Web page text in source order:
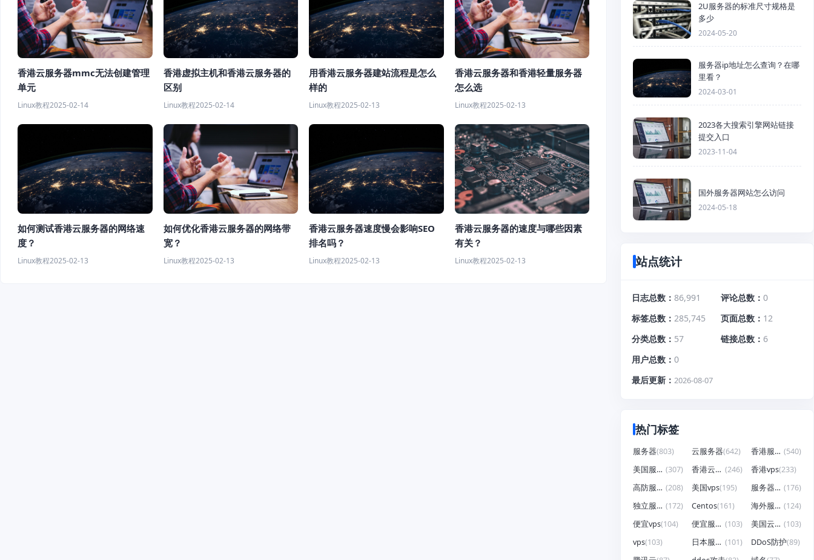
香港云服务器mmc无法创建管理
单元
Linux教程2025-02-14
香港虚拟主机和香港云服务器的
区别
Linux教程2025-02-14
用香港云服务器建站流程是怎么
样的
Linux教程2025-02-13
香港云服务器和香港轻量服务器
怎么选
Linux教程2025-02-13
如何测试香港云服务器的网络速
度？
Linux教程2025-02-13
如何优化香港云服务器的网络带
宽？
Linux教程2025-02-13
香港云服务器速度慢会影响SEO
排名吗？
Linux教程2025-02-13
香港云服务器的速度与哪些因素
有关？
Linux教程2025-02-13
2U服务器的标准尺寸规格是
多少
2024-05-20
服务器ip地址怎么查询？在哪
里看？
2024-03-01
2023各大搜索引擎网站链接
提交入口
2023-11-04
国外服务器网站怎么访问
2024-05-18
站点统计
日志总数 86,991 评论总数
0
标签总数
285,745 页面总数
12
分类总数
57 链接总数
6
用户总数
0
最后更新
2026-08-07
热门标签
服务器(803) 云服务器(642) 香港服务器 (540)
美国服务器 (307) 香港云服务器 (246) 香港vps(233)
高防服务器 (208) 美国vps(195) 服务器租用 (176)
独立服务器 (172) Centos(161) 海外服务器 (124)
便宜vps(104) 便宜服务器 (103) 美国云服务器 (103)
vps(103) 日本服务器 (101) DDoS防护(89)